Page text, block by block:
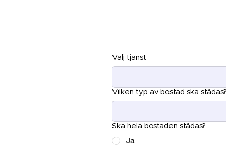
Välj tjänst
Vilken typ av bostad ska städas?
Ska hela bostaden städas?
Ja